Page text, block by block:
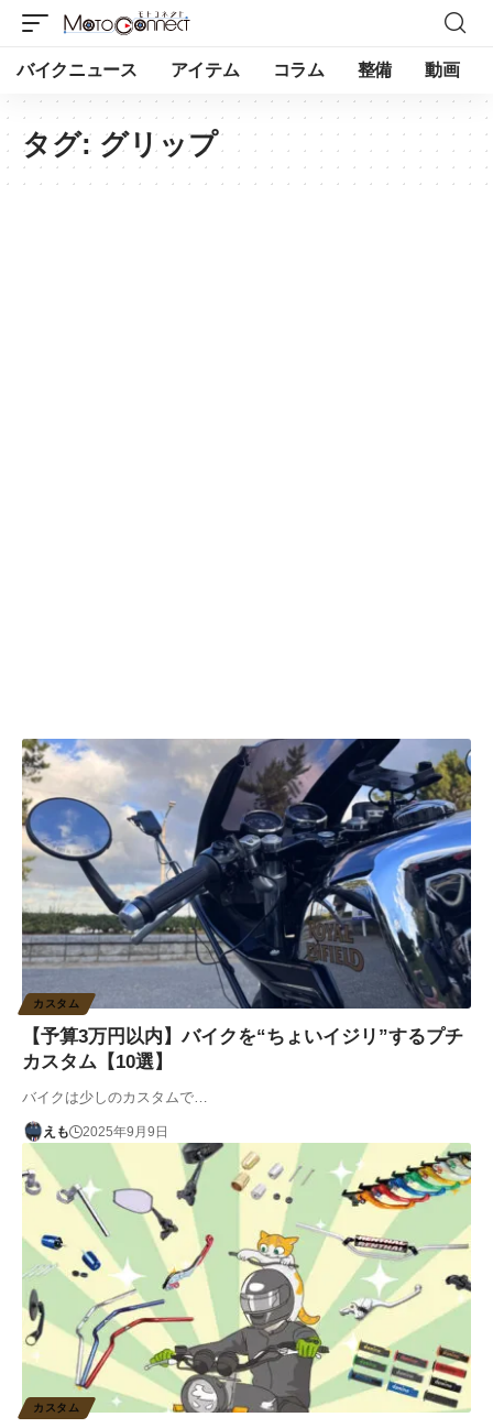
バイクニュース アイテム コラム 整備 動画
タグ: グリップ
カスタム
【予算3万円以内】バイクを“ちょいイジリ”するプチ
カスタム【10選】
バイクは少しのカスタムで…
えも 2025年9月9日
カスタム